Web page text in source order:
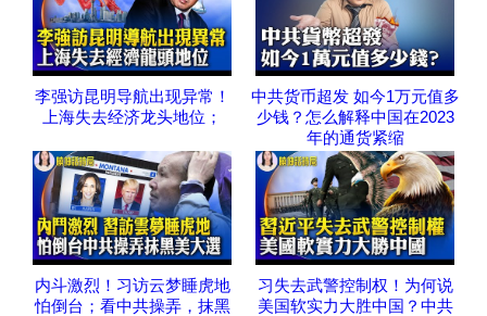
李强访昆明导航出现异常！
上海失去经济龙头地位；
中共货币超发 如今1万元值多
少钱？怎么解释中国在2023
年的通货紧缩
内斗激烈！习访云梦睡虎地
怕倒台；看中共操弄，抹黑
习失去武警控制权！为何说
美国软实力大胜中国？中共